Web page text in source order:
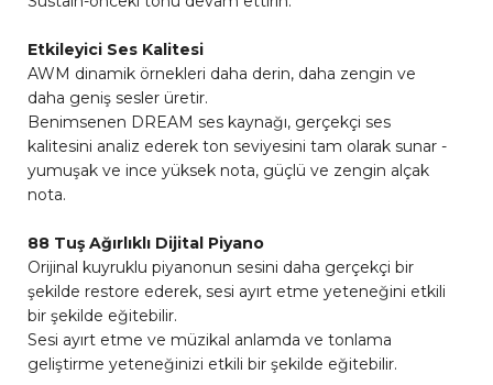
Etkileyici Ses Kalitesi
AWM dinamik örnekleri daha derin, daha zengin ve
daha geniş sesler üretir.
Benimsenen DREAM ses kaynağı, gerçekçi ses
kalitesini analiz ederek ton seviyesini tam olarak sunar -
yumuşak ve ince yüksek nota, güçlü ve zengin alçak
nota.
88 Tuş Ağırlıklı Dijital Piyano
Orijinal kuyruklu piyanonun sesini daha gerçekçi bir
şekilde restore ederek, sesi ayırt etme yeteneğini etkili
bir şekilde eğitebilir.
Sesi ayırt etme ve müzikal anlamda ve tonlama
geliştirme yeteneğinizi etkili bir şekilde eğitebilir.